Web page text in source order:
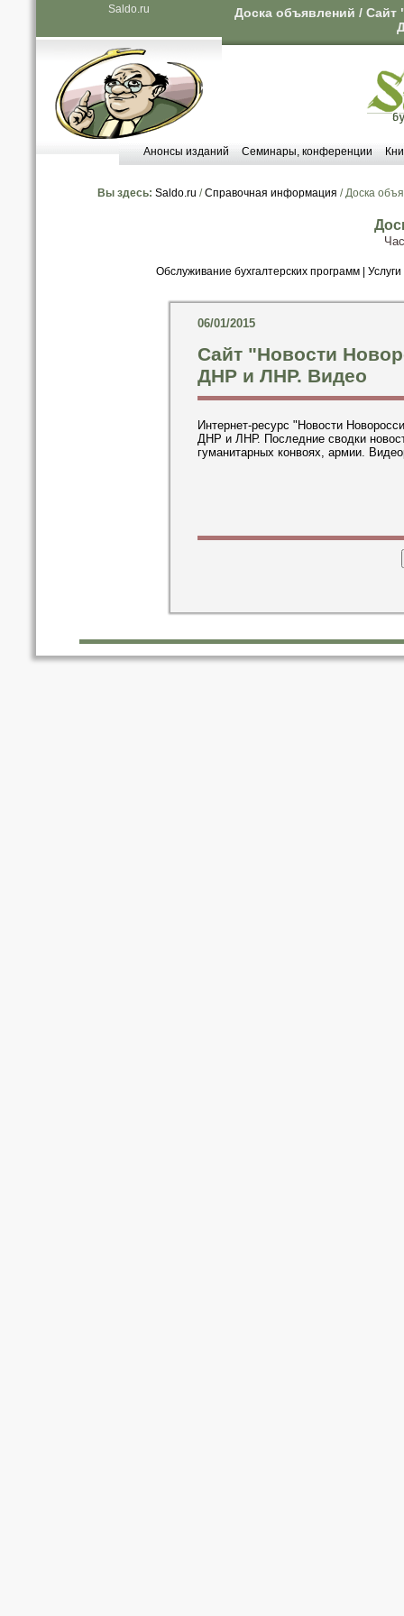
Saldo.ru
Доска объявлений / Сайт
Анонсы изданий Семинары, конференции
Вы здесь: Saldo.ru /Справочная информация / Доска
Обслуживание бухгалтерских программ
06/01/2015
Сайт "Новости
ДНР и ЛНР. Видео
Интернет-ресурс "Новости
ДНР и ЛНР. Последние сводки
гуманитарных конвоях, армии.